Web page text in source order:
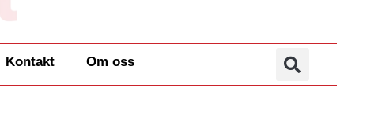
Kontakt Om oss